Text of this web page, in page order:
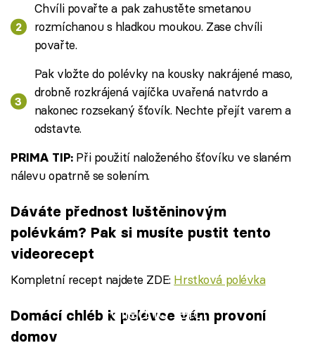
Chvíli povařte a pak zahustěte smetanou
rozmíchanou s hladkou moukou. Zase chvíli
povařte.
Pak vložte do polévky na kousky nakrájené maso,
drobně rozkrájená vajíčka uvařená natvrdo a
nakonec rozsekaný šťovík. Nechte přejít varem a
odstavte.
PRIMA TIP: Při použití naloženého šťovíku ve slaném
nálevu opatrně se solením.
Dáváte přednost luštěninovým
polévkám? Pak si musíte pustit tento
videorecept
Kompletní recept najdete ZDE: Hrstková polévka
Failed to fetch
Domácí chléb k polévce vám provoní
domov